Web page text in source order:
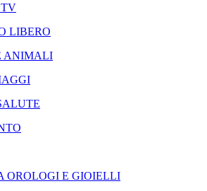
LIBERO
ANIMALI
OROLOGI E GIOIELLI